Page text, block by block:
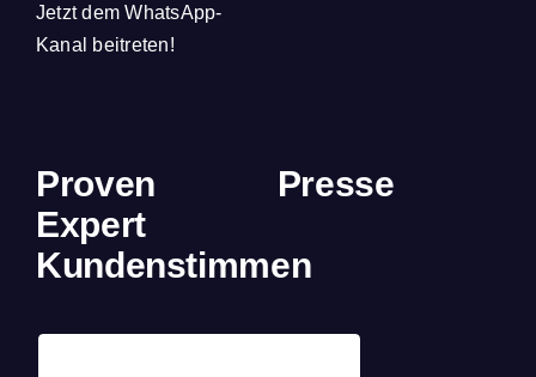
Jetzt dem WhatsApp-
Kanal beitreten!
Proven
Expert
Kundenstimmen
Presse